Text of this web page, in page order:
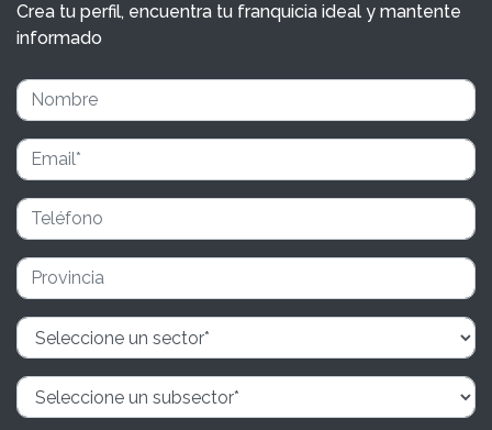
Crea tu perfil, encuentra tu franquicia ideal y mantente
informado